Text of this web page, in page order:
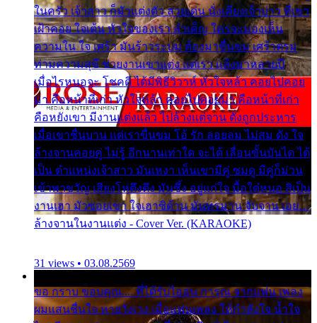
ในครัว เจ้าสาว ก็มัวแต่งตัว สวยเด่น นั่งเคียงเจ้าบ่าว ที่เขา
เฝ้าคอย ใจเต้น หัวใจของเรา ลำเค็ญ ใครจะมองเห็น
ความใน ใจ เศร้า มันร้าวระบม ต้องมาขื่นขม เศร้าตรม
ท่ามความสุขี ช่วยงานเขาแต่ง แต่เรา แล้งมาหลายปี
เมื่อไรหนอจะ โชคดี ได้มีพิธีวิวาห์ หัวใจหล้า คอยไปคอย
มา คือหน้าที่เก่า หัวใจหล้า คอยไปคอยมา คือหน้าที่เก่า
คือหยังเขา มีงานแต่งแล้ว ไปล้างแต่จาน ดั่งถูกประหาร
เมื่อเขาชื่นบาน แต่เราขื่นขม โอ้ รัก ลอยลม ไม่สม ดัง ใจ
ล้างจานคอยคู่ ไม่รู้ อีกนานเท่าใด จะได้ เลื่อนขั้นบันได ได้
เป็น ตำแหน่งเจ้าสาว มันเหงา เห็นเขามีคู่ ซมดู มีคู่ก็ม่วน
เข้าพาขวัญ เสียงโห่ตึงตึง มันซึ้ง อยู่แก่ใจ มื้อใด๋หนอ สิเป็น
งานเฮา มัวซอยเขา ใจเฮาซิด้าน มันทรมาน จับจาน เอย…
ล้างจานในงานแต่ง - Cover Ver. (KARAOKE)
31 views • 03.08.2569
ขอ กราบ ขอบคุณ.... ที่ได้รับไออุ่น การุณ จากแฟน เพลง
ผมแสนชื่นใจ หายวังเวง เมื่อแฟนเพลง ให้กำลังใจ น้ำใจ